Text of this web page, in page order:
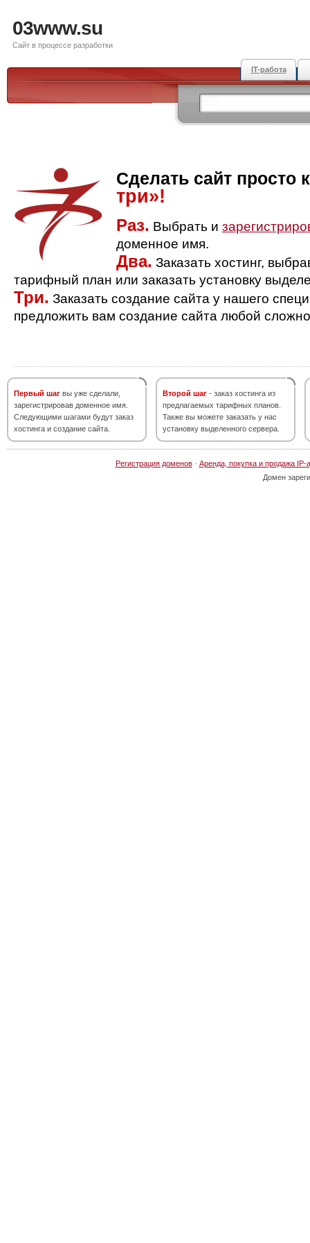
03www.su
Сайт в процессе разработки
IT-работа
Сделать сайт просто
три»!
Раз. Выбрать и
доменное имя.
Два. Заказать хостинг,
тарифный план или заказать установку
Три. Заказать создание сайта у нашего
предложить вам создание сайта любой
Первый шаг вы уже сделали,
зарегистрировав доменное имя.
Следующими шагами будут заказ
хостинга и создание сайта.
Второй шаг - заказ хостинга из
предлагаемых тарифных планов.
Также вы можете заказать у нас
установку выделенного сервера.
Регистрация доменов· Аренда, покупка и продажа IP-
Домен